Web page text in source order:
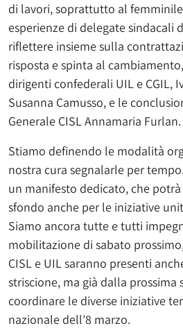
di lavori, soprattutto al
esperienze di delegate sindacali
riflettere insieme sulla
risposta e spinta al
dirigenti confederali UIL e CGIL,
Susanna Camusso, e le
Generale CISL Annamaria Furlan.
Stiamo definendo le modalità
nostra cura segnalarle per
un manifesto dedicato, che
sfondo anche per le iniziative
Siamo ancora tutte e tutti
mobilitazione di sabato
CISL e UIL saranno presenti
striscione, ma già dalla
coordinare le diverse iniziative
nazionale dell’8 marzo.